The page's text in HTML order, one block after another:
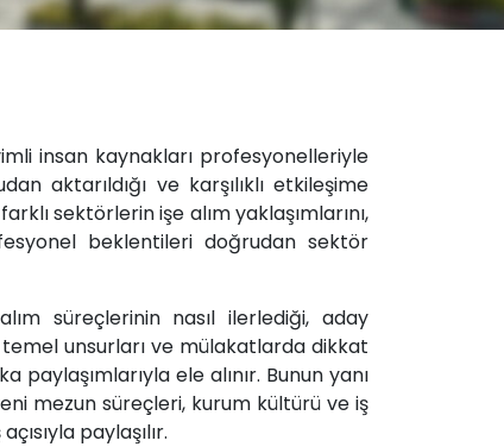
insan kaynakları profesyonelleriyle
aktarıldığı ve karşılıklı etkileşime
sektörlerin işe alım yaklaşımlarını,
beklentileri doğrudan sektör
süreçlerinin nasıl ilerlediği, aday
unsurları ve mülakatlarda dikkat
ele alınır. Bunun yanı
mezun süreçleri, kurum kültürü ve iş
paylaşılır.